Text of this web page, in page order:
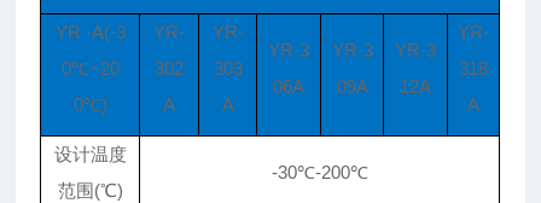
YR -A(-3
0℃~20
0℃)
YR-
302
A
YR-
303
A
YR-3
06A
YR-3
09A
YR-3
12A
YR-
318
A
设计温度
范围(℃)
-30℃-200℃